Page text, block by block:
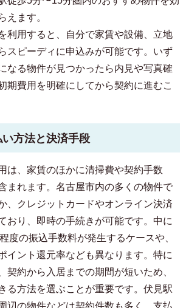
えます。
利用すると、自分で家賃や設備、立地
スピーディに申込みが可能です。いず
なる物件が見つかったら内見や写真確
期費用を明確にしてから契約に進むこ
方法と決済手段
は、家賃のほかに清掃費や契約手数
まれます。名古屋市内の多くの物件で
、クレジットカードやオンライン決済
おり、即時の手続きが可能です。中に
度の振込手数料が発生するケースや、
イント還元率なども異なります。特に
契約から入居までの期間が短いため、
る方法を選ぶことが重要です。伏見駅
辺の物件などは契約件数も多く、支払